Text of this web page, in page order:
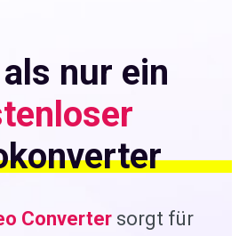
nur ein
Convertersorgt für